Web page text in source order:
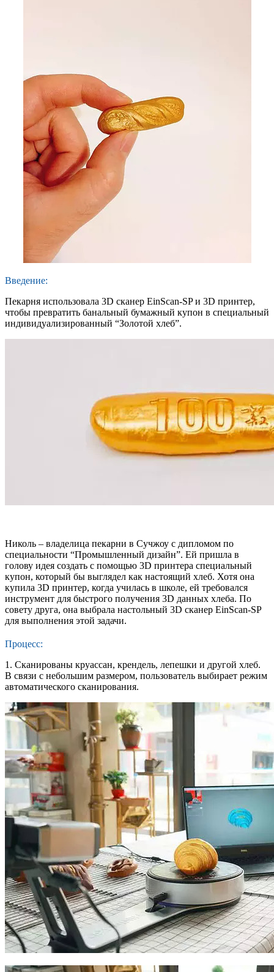
Введение:
Пекарня использовала 3D сканер EinScan-SP и 3D принтер,
чтобы превратить банальный бумажный купон в специальный
индивидуализированный “Золотой хлеб”.
Николь – владелица пекарни в Сучжоу с дипломом по
специальности “Промышленный дизайн”. Ей пришла в
голову идея создать с помощью 3D принтера специальный
купон, который бы выглядел как настоящий хлеб. Хотя она
купила 3D принтер, когда училась в школе, ей требовался
инструмент для быстрого получения 3D данных хлеба. По
совету друга, она выбрала настольный 3D сканер EinScan-SP
для выполнения этой задачи.
Процесс:
1. Сканированы круассан, крендель, лепешки и другой хлеб.
В связи с небольшим размером, пользователь выбирает режим
автоматического сканирования.